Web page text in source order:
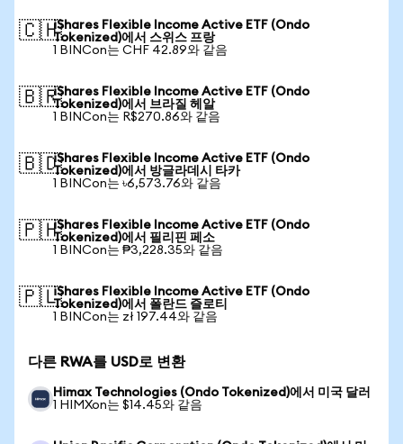
🇨🇭iShares Flexible Income Active ETF (Ondo
Tokenized)에서 스위스 프랑
1 BINCon는 CHF 42.89와 같음
🇧🇷iShares Flexible Income Active ETF (Ondo
Tokenized)에서 브라질 헤알
1 BINCon는 R$270.86와 같음
🇧🇩iShares Flexible Income Active ETF (Ondo
Tokenized)에서 방글라데시 타카
1 BINCon는 ৳6,573.76와 같음
🇵🇭iShares Flexible Income Active ETF (Ondo
Tokenized)에서 필리핀 페소
1 BINCon는 ₱3,228.35와 같음
🇵🇱iShares Flexible Income Active ETF (Ondo
Tokenized)에서 폴란드 즐로티
1 BINCon는 zł 197.44와 같음
다른 RWA를 USD로 변환
Himax Technologies (Ondo Tokenized)에서 미국 달러
1 HIMXon는 $14.45와 같음